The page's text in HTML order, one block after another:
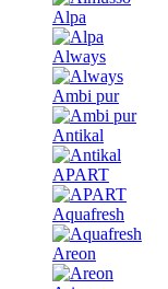
Alpa
Always
Ambi pur
Antikal
APART
Aquafresh
Areon